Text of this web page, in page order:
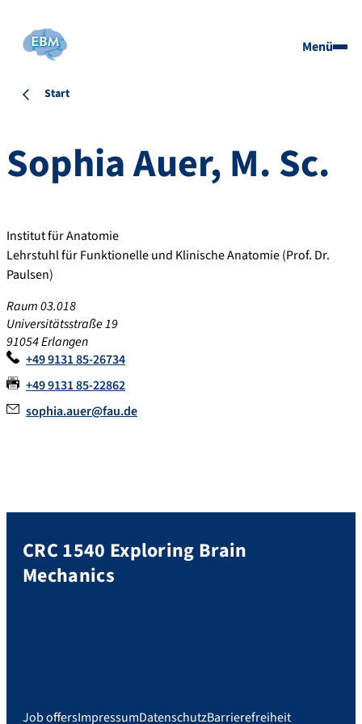
Menü
Start
SophiaAuer, M. Sc.
Institut für Anatomie
Lehrstuhl für Funktionelle und Klinische Anatomie (Prof. Dr.
Paulsen)
Raum 03.018
Universitätsstraße 19
91054 Erlangen
+49 9131 85-26734
+49 9131 85-22862
sophia.auer@fau.de
CRC 1540 Exploring Brain
Mechanics
Job offersImpressumDatenschutzBarrierefreiheit